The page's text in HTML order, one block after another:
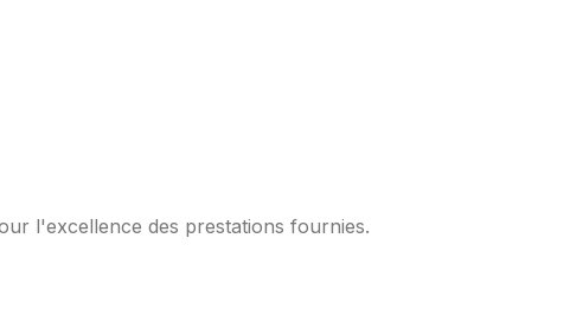
l'excellence des prestations fournies.